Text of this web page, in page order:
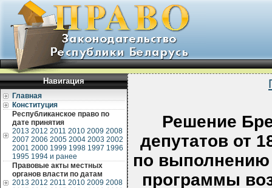
Навигация
Главная
Конституция
Республиканское право по
дате принятия
2013 2012 2011 2010 2009 2008
2007 2006 2005 2004 2003 2002
2001 2000 1999 1998 1997 1996
1995 1994 и ранее
Правовые акты местных
органов власти по датам
2013 2012 2011 2010 2009 2008
Решение
депутатов от
по выполнению
программы